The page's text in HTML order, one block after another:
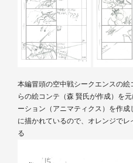
本編冒頭の空中戦シークエンスの絵
らの絵コンテ（森 賢氏が作成）を
ーション（アニマティクス）を作
に描かれているので、オレンジで
る